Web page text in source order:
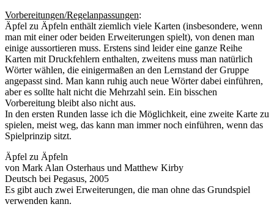
Vorbereitungen/Regelanpassungen:
Äpfel zu Äpfeln enthält ziemlich viele Karten (insbesondere, wenn
man mit einer oder beiden Erweiterungen spielt), von denen man
einige aussortieren muss. Erstens sind leider eine ganze Reihe
Karten mit Druckfehlern enthalten, zweitens muss man natürlich
Wörter wählen, die einigermaßen an den Lernstand der Gruppe
angepasst sind. Man kann ruhig auch neue Wörter dabei einführen,
aber es sollte halt nicht die Mehrzahl sein. Ein bisschen
Vorbereitung bleibt also nicht aus.
In den ersten Runden lasse ich die Möglichkeit, eine zweite Karte zu
spielen, meist weg, das kann man immer noch einführen, wenn das
Spielprinzip sitzt.
Äpfel zu Äpfeln
von Mark Alan Osterhaus und Matthew Kirby
Deutsch bei Pegasus, 2005
Es gibt auch zwei Erweiterungen, die man ohne das Grundspiel
verwenden kann.